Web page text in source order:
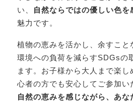
い、
自然ならではの優しい色を
魅力です。
植物の恵みを活かし、余すこと
環境への負荷を減らすSDGsの
ます。お子様から大人まで楽
心者の方でも安心してご参加い
自然の恵みを感じながら、あ